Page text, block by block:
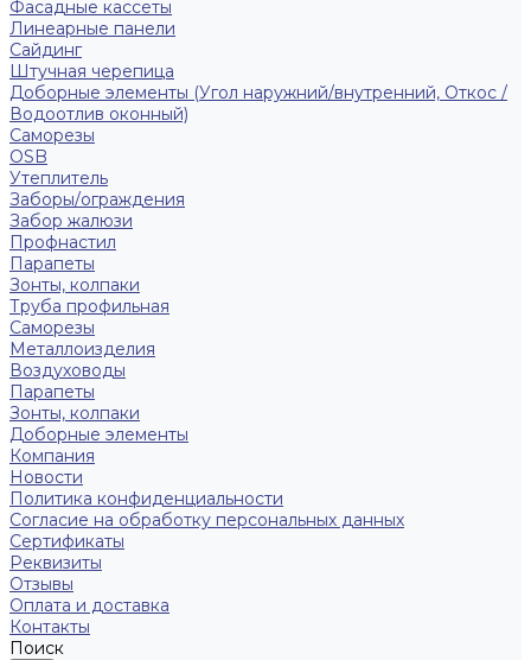
Фасадные кассеты
Линеарные панели
Сайдинг
Штучная черепица
Доборные элементы (Угол наружний/внутренний, Откос /
Водоотлив оконный)
Саморезы
OSB
Утеплитель
Заборы/ограждения
Забор жалюзи
Профнастил
Парапеты
Зонты, колпаки
Труба профильная
Саморезы
Металлоизделия
Воздуховоды
Парапеты
Зонты, колпаки
Доборные элементы
Компания
Новости
Политика конфиденциальности
Согласие на обработку персональных данных
Сертификаты
Реквизиты
Отзывы
Оплата и доставка
Контакты
Поиск